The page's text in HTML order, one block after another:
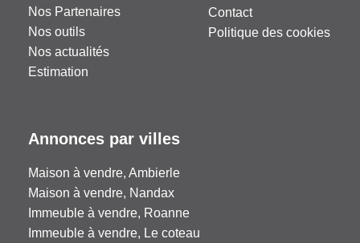
Nos Partenaires
Nos outils
Nos actualités
Estimation
Contact
Politique des cookies
Annonces par villes
Maison à vendre, Ambierle
Maison à vendre, Nandax
Immeuble à vendre, Roanne
Immeuble à vendre, Le coteau